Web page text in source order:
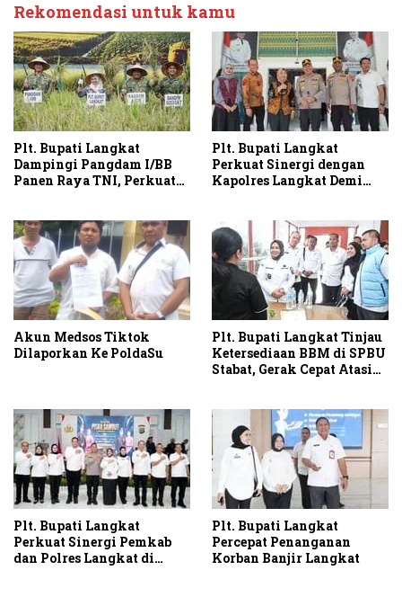
Rekomendasi untuk kamu
Plt. Bupati Langkat
Dampingi Pangdam I/BB
Panen Raya TNI, Perkuat
Plt. Bupati Langkat
Perkuat Sinergi dengan
Kapolres Langkat Demi
Akun Medsos Tiktok
Dilaporkan Ke PoldaSu
Plt. Bupati Langkat Tinjau
Ketersediaan BBM di SPBU
Stabat, Gerak Cepat Atasi
Plt. Bupati Langkat
Perkuat Sinergi Pemkab
dan Polres Langkat di
Plt. Bupati Langkat
Percepat Penanganan
Korban Banjir Langkat